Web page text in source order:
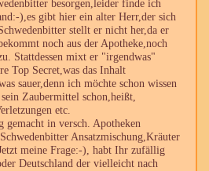
besorgen,leider finde ich
),es gibt hier ein alter Herr,der sich
stellt er nicht her,da er
noch aus der Apotheke,noch
Stattdessen mixt er "irgendwas"
Top Secret,was das Inhalt
sauer,denn ich möchte schon wissen
Zaubermittel schon,heißt,
etc.
in versch. Apotheken
Ansatzmischung,Kräuter
meine Frage:-), habt Ihr zufällig
Deutschland der vielleicht nach